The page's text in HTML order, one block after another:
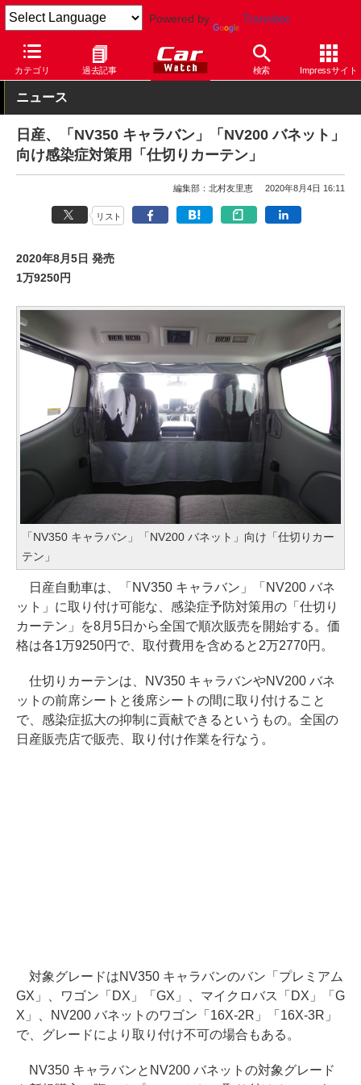
Powered by Translate
カテゴリ 過去記事 検索 Impressサイト
Car Watch 自動車 NV350
ニュース
日産、「NV350 キャラバン」「NV200 バネット」
向け感染症対策用「仕切りカーテン」
編集部：北村友里恵 2020年8月4日 16:11
リスト
2020年8月5日 発売
1万9250円
「NV350 キャラバン」「NV200 バネット」向け「仕切りカー
テン」
日産自動車は、「NV350 キャラバン」「NV200 バネ
ット」に取り付け可能な、感染症予防対策用の「仕切り
カーテン」を8月5日から全国で順次販売を開始する。価
格は各1万9250円で、取付費用を含めると2万2770円。
仕切りカーテンは、NV350 キャラバンやNV200 バネ
ットの前席シートと後席シートの間に取り付けること
で、感染症拡大の抑制に貢献できるというもの。全国の
日産販売店で販売、取り付け作業を行なう。
対象グレードはNV350 キャラバンのバン「プレミアム
GX」、ワゴン「DX」「GX」、マイクロバス「DX」「G
X」、NV200 バネットのワゴン「16X-2R」「16X-3R」
で、グレードにより取り付け不可の場合もある。
NV350 キャラバンとNV200 バネットの対象グレード